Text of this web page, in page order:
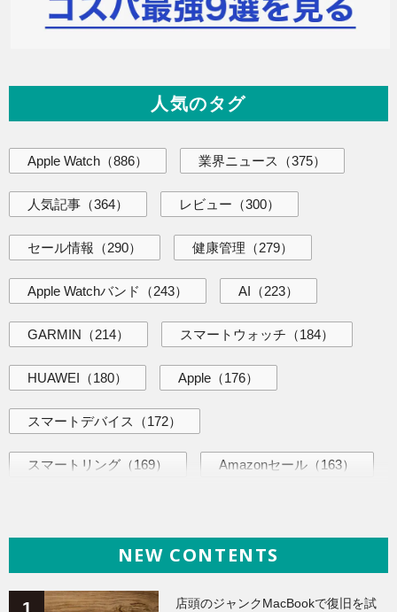
人気のタグ
Apple Watch （886） 業界ニュース （375）
人気記事 （364） レビュー （300）
セール情報 （290） 健康管理 （279）
Apple Watchバンド （243） AI （223）
GARMIN （214） スマートウォッチ （184）
HUAWEI （180） Apple （176）
スマートデバイス （172）
スマートリング （169） Amazonセール （163）
ヘルスケア（140）
Galaxy（136） ガジェット
NEW CONTENTS
店頭のジャンクMacBookで復旧を試